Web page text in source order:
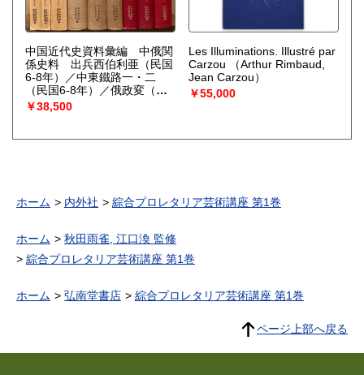
中国近代史資料彙編 中俄関
係史料 出兵西伯利亜（民国
6-8年）／中東鐵路一・二
（民国6-8年）／俄政変（民
国9年）／中東路與東北辺防
（民国9年）／中東鐵路・俄
防・外蒙古（民国10年）／一
￥38,500
Les Illuminations. Illustré par
Carzou
（Arthur Rimbaud,
Jean Carzou）
￥55,000
ホーム 内外社 綜合プロレタリア芸術講座 第1巻
ホーム
秋田雨雀, 江口渙 監修
綜合プロレタリア芸術講座 第1巻
ホーム 弘南堂書店 綜合プロレタリア芸術講座 第1巻
ページ上部へ戻る